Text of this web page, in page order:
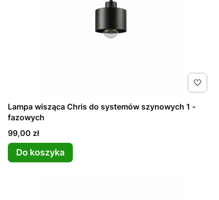
Lampa wisząca Chris do systemów szynowych 1 -
fazowych
Cena
99,00 zł
Do koszyka